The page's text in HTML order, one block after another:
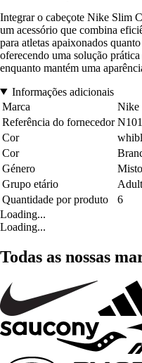
Integrar o cabeçote Nike Slim
um acessório que combina
para atletas apaixonados
oferecendo uma solução
enquanto mantém uma
Informações adicionais
Marca
Nike
Referência do fornecedor
Cor
Cor
Género
Misto
Grupo etário
Quantidade por produto
6
Loading...
Loading...
Todas as nossas